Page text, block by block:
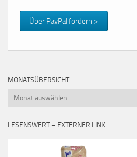
Über PayPal fördern >
MONATSÜBERSICHT
Monatsübersicht
LESENSWERT – EXTERNER LINK